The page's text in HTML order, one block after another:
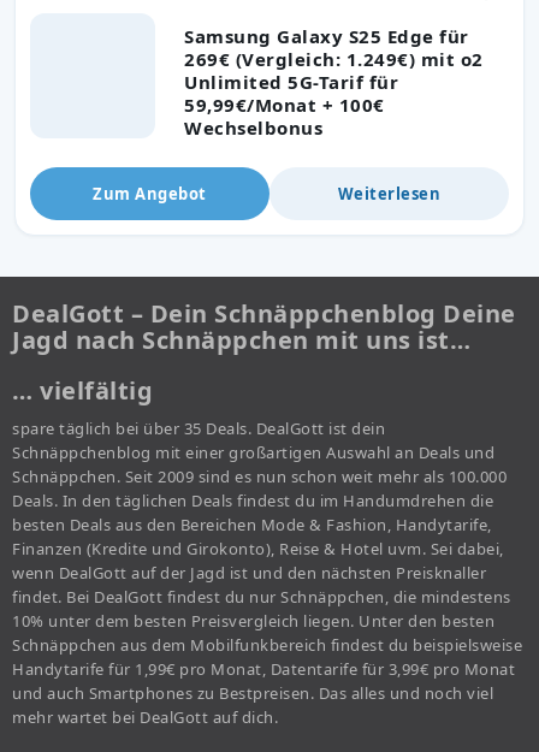
Samsung Galaxy S25 Edge für
269€ (Vergleich: 1.249€) mit o2
Unlimited 5G-Tarif für
59,99€/Monat + 100€
Wechselbonus
Zum Angebot Weiterlesen
DealGott – Dein Schnäppchenblog Deine
Jagd nach Schnäppchen mit uns ist…
… vielfältig
spare täglich bei über 35 Deals. DealGott ist dein
Schnäppchenblog mit einer großartigen Auswahl an Deals und
Schnäppchen. Seit 2009 sind es nun schon weit mehr als 100.000
Deals. In den täglichen Deals findest du im Handumdrehen die
besten Deals aus den Bereichen Mode & Fashion, Handytarife,
Finanzen (Kredite und Girokonto), Reise & Hotel uvm. Sei dabei,
wenn DealGott auf der Jagd ist und den nächsten Preisknaller
findet. Bei DealGott findest du nur Schnäppchen, die mindestens
10% unter dem besten Preisvergleich liegen. Unter den besten
Schnäppchen aus dem Mobilfunkbereich findest du beispielsweise
Handytarife für 1,99€ pro Monat, Datentarife für 3,99€ pro Monat
und auch Smartphones zu Bestpreisen. Das alles und noch viel
mehr wartet bei DealGott auf dich.